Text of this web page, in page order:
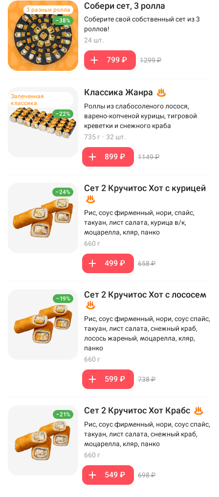
–38%
3 разных ролла Собери сет, 3 ролла
Соберите свой собственный сет из 3
роллов!
24 шт.
799 ₽ 1299 ₽
–22%
Запеченная
классика
Классика Жанра
Роллы из слабосоленого лосося,
варено-копченой курицы, тигровой
креветки и снежного краба
735 г · 32 шт.
899 ₽ 1149 ₽
–24% Сет 2 Кручитос Хот с курицей
Рис, соус фирменный, нори, спайс,
такуан, лист салата, курица в/к,
моцарелла, кляр, панко
660 г
499 ₽ 658 ₽
–19% Сет 2 Кручитос Хот с лососем
Рис, соус фирменный, нори, соус спайс,
такуан, лист салата, снежный краб,
лосось жареный, моцарелла, кляр,
панко
660 г
599 ₽ 738 ₽
–21% Сет 2 Кручитос Хот Крабс
Рис, соус фирменный, нори, соус спайс,
такуан, лист салата, снежный краб,
моцарелла, кляр, панко
660 г
549 ₽ 698 ₽